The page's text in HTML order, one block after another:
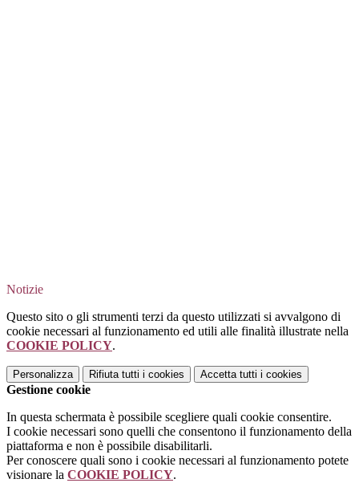
Notizie
Questo sito o gli strumenti terzi da questo utilizzati si avvalgono di
cookie necessari al funzionamento ed utili alle finalità illustrate nella
COOKIE POLICY.
Personalizza Rifiuta tutti i cookies Accetta tutti i cookies
Gestione cookie
In questa schermata è possibile scegliere quali cookie consentire.
I cookie necessari sono quelli che consentono il funzionamento della
piattaforma e non è possibile disabilitarli.
Per conoscere quali sono i cookie necessari al funzionamento potete
visionare la COOKIE POLICY.